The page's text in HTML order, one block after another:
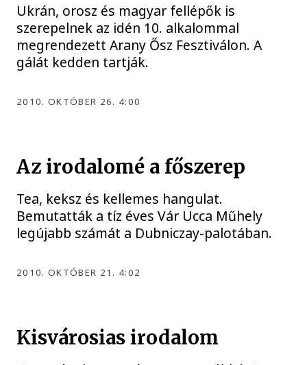
Ukrán, orosz és magyar fellépők is
szerepelnek az idén 10. alkalommal
megrendezett Arany Ősz Fesztiválon. A
gálát kedden tartják.
2010. OKTÓBER 26. 4:00
Az irodalomé a főszerep
Tea, keksz és kellemes hangulat.
Bemutatták a tíz éves Vár Ucca Műhely
legújabb számát a Dubniczay-palotában.
2010. OKTÓBER 21. 4:02
Kisvárosias irodalom